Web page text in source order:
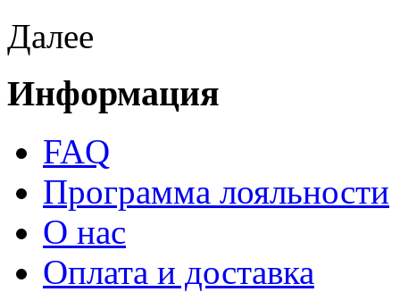
Далее
Информация
FAQ
Программа лояльности
О нас
Оплата и доставка